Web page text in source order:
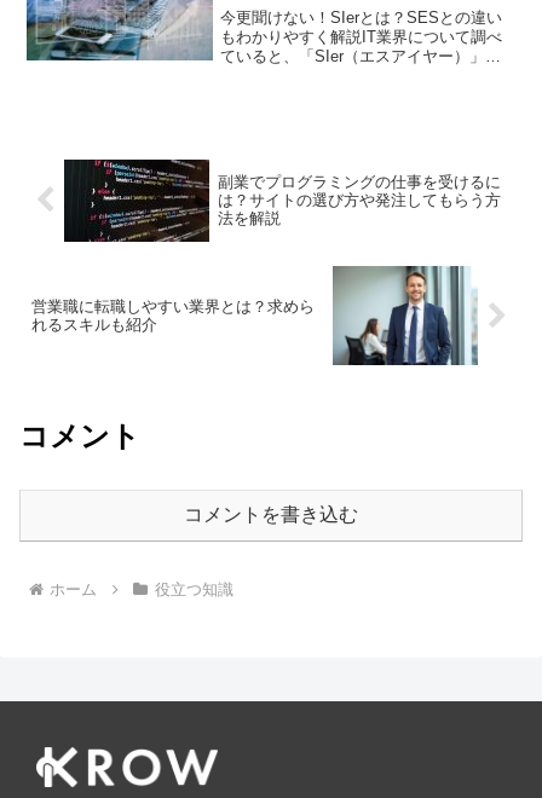
今更聞けない！SIerとは？SESとの違い
もわかりやすく解説IT業界について調べ
ていると、「SIer（エスアイヤー）」や
副業でプログラミングの仕事を受けるに
は？サイトの選び方や発注してもらう方
法を解説
営業職に転職しやすい業界とは？求めら
れるスキルも紹介
コメント
コメントを書き込む
ホーム 役立つ知識